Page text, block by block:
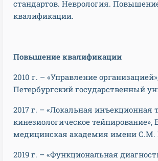
стандартов. Неврология.
квалификации.
Повышение квалификации
2010 г. – «Управление
Петербургский государственный
2017 г. – «Локальная инъекционная
кинезиологическое тейпирование»,
медицинская академия имени С.М.
2019 г. – «Функциональная